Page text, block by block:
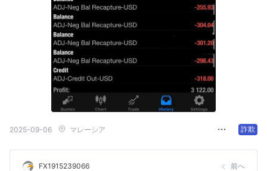
2025-09-06 マレーシア 詐欺
FX1915239066 前へ